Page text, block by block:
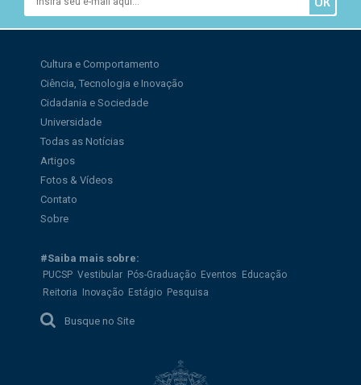
Cultura e Comportamento
Ciência, Tecnologia e Inovação
Cidadania e Sociedade
Universidade
Todas as Notícias
Artigos
Fotos & Vídeos
Contato
Sobre
#Saiba mais sobre:
PUCSP Vestibular Pós-Graduação Eventos
Educação
Reitoria
Inovação Estágio Pesquisa
Busque no Site